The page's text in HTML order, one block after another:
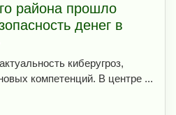
района прошло
денег в
киберугроз,
компетенций. В центре ...